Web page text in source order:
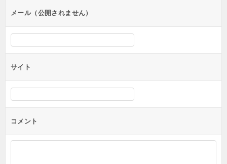
ンメール（公開されません）
サイト
コメント